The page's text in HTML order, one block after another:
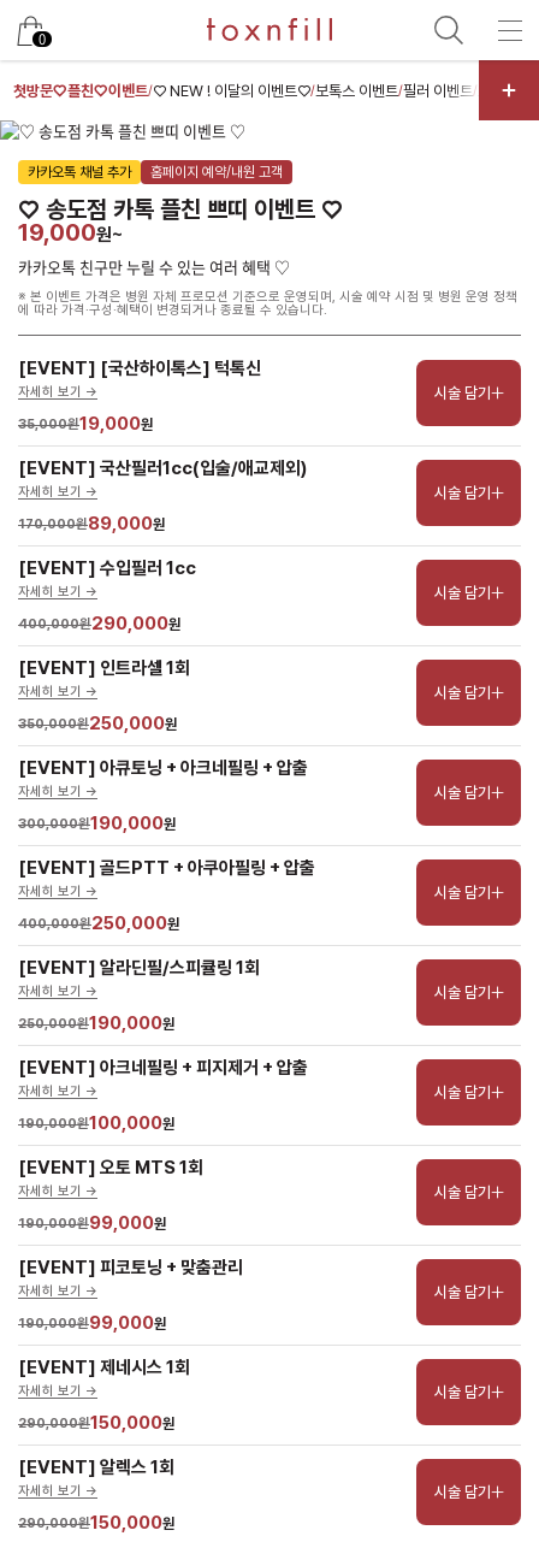
0
첫방문♡플친♡이벤트/♡ NEW ! 이달의 이벤트♡/보톡스 이벤트/필러 이벤트/ 스킨부스
카카오톡 채널 추가 홈페이지 예약/내원 고객
♡ 송도점 카톡 플친 쁘띠 이벤트 ♡
19,000원~
카카오톡 친구만 누릴 수 있는 여러 혜택 ♡
※ 본 이벤트 가격은 병원 자체 프로모션 기준으로 운영되며, 시술 예약 시점 및 병원 운영 정책
에 따라 가격·구성·혜택이 변경되거나 종료될 수 있습니다.
[EVENT] [국산하이톡스] 턱톡신
자세히 보기 ->
35,000원19,000원
시술 담기
[EVENT] 국산필러1cc(입술/애교제외)
자세히 보기 ->
170,000원89,000원
시술 담기
[EVENT] 수입필러 1cc
자세히 보기 ->
400,000원290,000원
시술 담기
[EVENT] 인트라셀 1회
자세히 보기 ->
350,000원250,000원
시술 담기
[EVENT] 아큐토닝 + 아크네필링 + 압출
자세히 보기 ->
300,000원190,000원
시술 담기
[EVENT] 골드PTT + 아쿠아필링 + 압출
자세히 보기 ->
400,000원250,000원
시술 담기
[EVENT] 알라딘필/스피큘링 1회
자세히 보기 ->
250,000원190,000원
시술 담기
[EVENT] 아크네필링 + 피지제거 + 압출
자세히 보기 ->
190,000원100,000원
시술 담기
[EVENT] 오토 MTS 1회
자세히 보기 ->
190,000원99,000원
시술 담기
[EVENT] 피코토닝 + 맞춤관리
자세히 보기 ->
190,000원99,000원
시술 담기
[EVENT] 제네시스 1회
자세히 보기 ->
290,000원150,000원
시술 담기
[EVENT] 알렉스 1회
자세히 보기 ->
290,000원150,000원
시술 담기
남은 시술/관리권 예약
남은 시술/관리권 종류 선택
리프팅
색소
여드름/모공
스킨부스터
스킨케어
제모
체형
항노화수액
프로그램
기타